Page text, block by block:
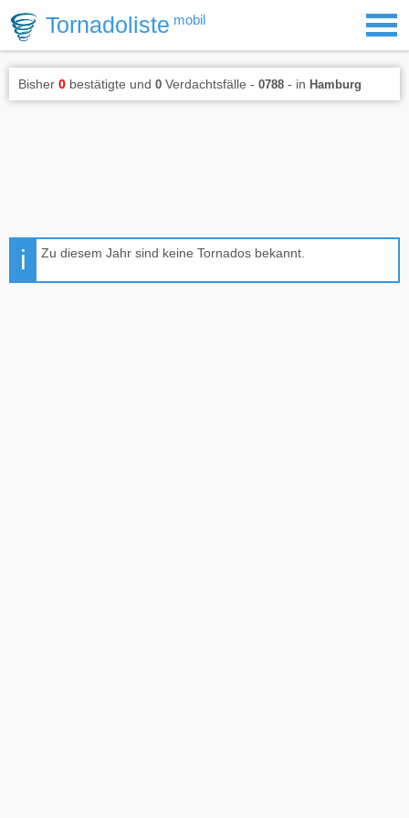
Tornadoliste mobil
Bisher 0 bestätigte und 0 Verdachtsfälle - 0788 - in Hamburg
Zu diesem Jahr sind keine Tornados bekannt.